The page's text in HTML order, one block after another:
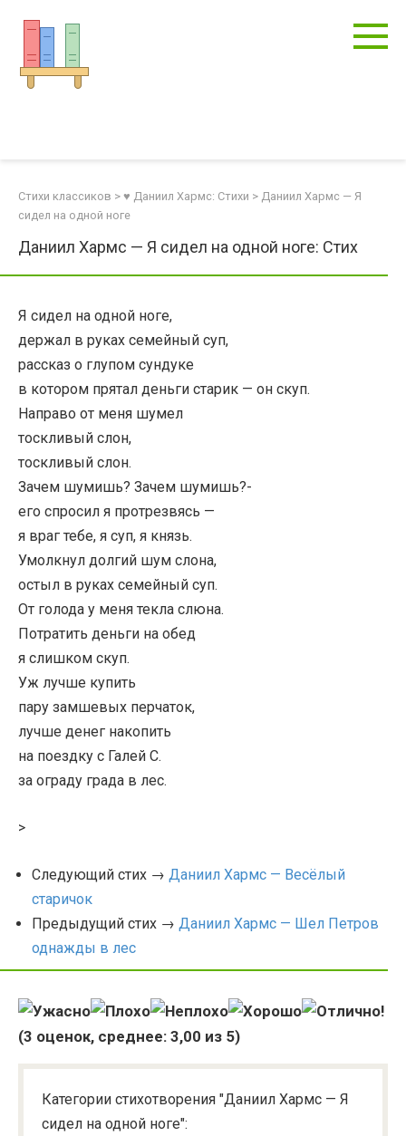
контенту
Стихи классиков > ♥ Даниил Хармс: Стихи > Даниил Хармс — Я
сидел на одной ноге
Даниил Хармс — Я сидел на одной ноге: Стих
Я сидел на одной ноге,
держал в руках семейный суп,
рассказ о глупом сундуке
в котором прятал деньги старик — он скуп.
Направо от меня шумел
тоскливый слон,
тоскливый слон.
Зачем шумишь? Зачем шумишь?-
его спросил я протрезвясь —
я враг тебе, я суп, я князь.
Умолкнул долгий шум слона,
остыл в руках семейный суп.
От голода у меня текла слюна.
Потратить деньги на обед
я слишком скуп.
Уж лучше купить
пару замшевых перчаток,
лучше денег накопить
на поездку с Галей С.
за ограду града в лес.
>
Следующий стих → Даниил Хармс — Весёлый
старичок
Предыдущий стих → Даниил Хармс — Шел Петров
однажды в лес
(3 оценок, среднее: 3,00 из 5)
Категории стихотворения "Даниил Хармс — Я
сидел на одной ноге":